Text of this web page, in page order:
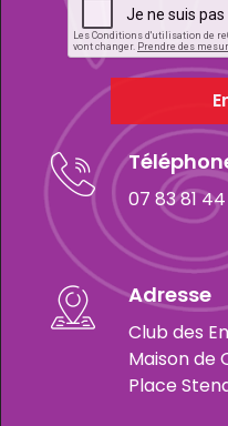
07 83 81 44
Adresse
Club des
Maison de
Place